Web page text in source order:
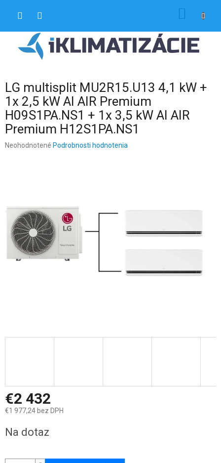
LG multisplit MU2R15.U13 4,1 kW +
1x 2,5 kW AI AIR Premium
H09S1PA.NS1 + 1x 3,5 kW AI AIR
Premium H12S1PA.NS1
Priemerné
hviezdičiek.
Neohodnotené Podrobnosti hodnotenia
€2 432
€1 977,24 bez DPH
cena:
Na dotaz